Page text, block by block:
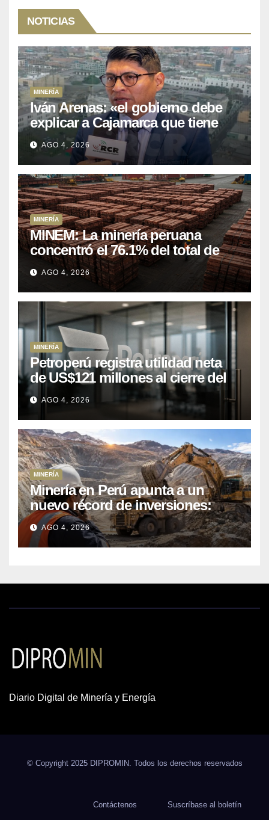
NOTICIAS
MINERÍA
Iván Arenas: «el gobierno debe
explicar a Cajamarca que tiene
US$ 16 mil millones en proyectos
mineros para salir de la pobreza
AGO 4, 2026
MINERÍA
MINEM: La minería peruana
concentró el 76.1% del total de
las exportaciones nacionales
entre enero y abril de 2026
AGO 4, 2026
MINERÍA
Petroperú registra utilidad neta
de US$121 millones al cierre del
primer semestre 2026
AGO 4, 2026
MINERÍA
Minería en Perú apunta a un
nuevo récord de inversiones:
crecen los petitorios y el FMI
insta a destrabar proyectos
AGO 4, 2026
Diario Digital de Minería y Energía
© Copyright 2025 DIPROMIN. Todos los derechos reservados
Contáctenos Suscríbase al boletín